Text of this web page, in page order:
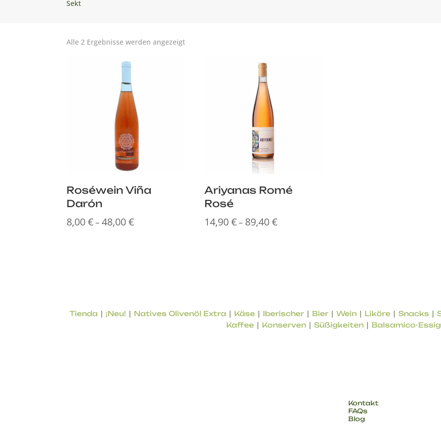
Sekt
Alle 2 Ergebnisse werden angezeigtNach
Roséwein Viña
Darón
8,00€–48,00€Preisspanne:
Ariyanas Romé
Rosé
14,90€– 89,40€Preisspanne:
Tienda | ¡Neu! | Natives Olivenöl Extra | Käse | Iberischer | Bier | Wein | Liköre | Snacks |
Kaffee| Konserven| Süßigkeiten| Balsamico-Essig
Kontakt
FAQs
Blog